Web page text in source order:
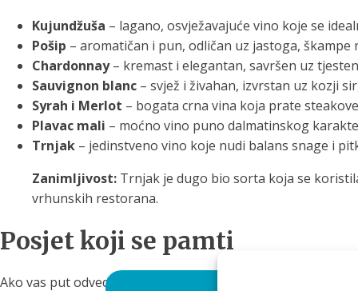
Kujundžuša – lagano, osvježavajuće vino koje se
Pošip – aromatičan i pun, odličan uz jastoga, škampe
Chardonnay– kremast i elegantan, savršen uz
Sauvignon blanc – svjež i živahan, izvrstan uz kozji
Syrah i Merlot – bogata crna vina koja prate
Plavac mali – moćno vino puno dalmatinskog
Trnjak – jedinstveno vino koje nudi balans snage i
Zanimljivost: Trnjak je dugo bio sorta koja se
vrhunskih restorana.
Posjet koji se pamti
Ako vas put odvede u Imotsku krajinu,